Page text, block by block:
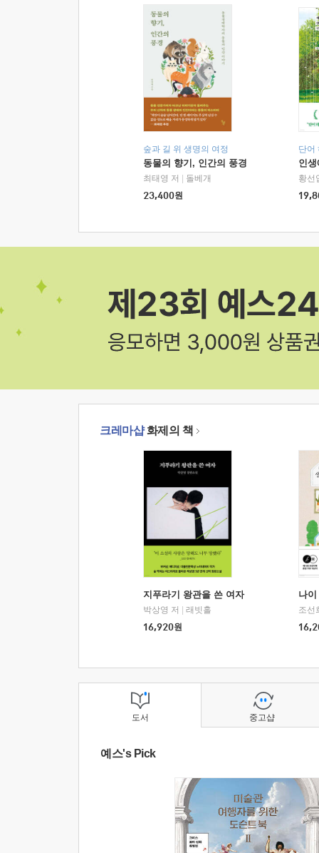
숲과 길 위 생명의 여정
동물의 향기, 인간의 풍경
최태영 저
돌베개
23,400원
단어
인
황선
크레마샵화제의 책
지푸라기 왕관을 쓴 여자
박상영 저
래빗홀
16,920원
나
조선
도서
예스's Pick
중고샵